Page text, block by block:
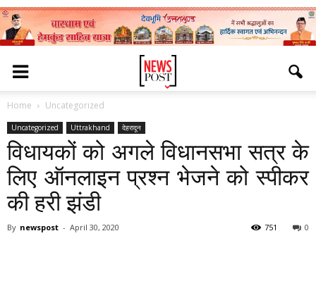
Home Uncategorized
Uncategorized Uttrakhand देहरादून
विधायकों को अगले विधानसभा सत्र के
लिए ऑनलाइन प्रश्न भेजने को स्पीकर
की हरी झंडी
By newspost - April 30, 2020 0
751